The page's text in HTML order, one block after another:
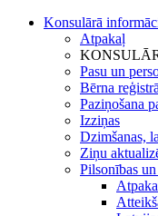
Konsulārā
Atpakaļ
Pasu un
Bērna
Paziņošana
Izziņas
Dzimšanas,
Ziņu
Pilsonības